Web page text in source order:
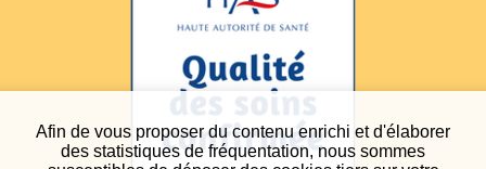
Afin de vous proposer du contenu enrichi et d'élaborer
des statistiques de fréquentation, nous sommes